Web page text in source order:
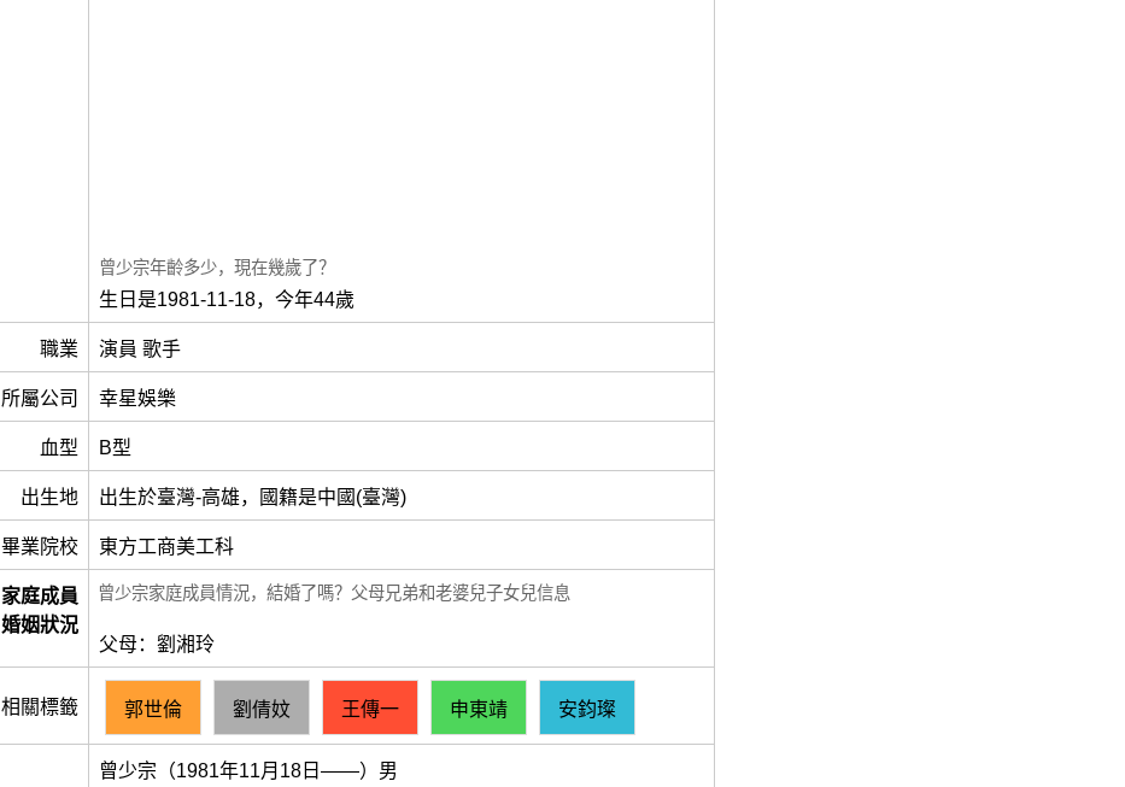
曾少宗年齡多少，現在幾歲了？
生日是1981-11-18，今年44歲
職業 演員 歌手
所屬公司 幸星娛樂
血型 B型
出生地 出生於臺灣-高雄，國籍是中國(臺灣)
畢業院校 東方工商美工科
家庭成員
婚姻狀況
曾少宗家庭成員情況，結婚了嗎？父母兄弟和老婆兒子女兒信息
父母：劉湘玲
相關標籤 郭世倫 劉倩妏 王傳一 申東靖 安鈞璨
曾少宗（1981年11月18日——）男